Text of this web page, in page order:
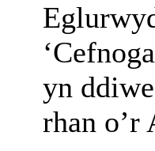
yn
rhan o’r